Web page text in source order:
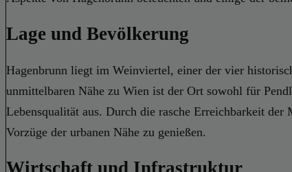
Lage und Bevölkerung
Hagenbrunn liegt im Weinviertel, einer der vier
unmittelbaren Nähe zu Wien ist der Ort sowohl für
Lebensqualität aus. Durch die rasche Erreichbarkeit
Vorzüge der urbanen Nähe zu genießen.